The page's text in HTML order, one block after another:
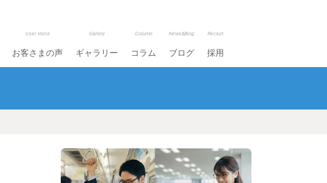
User Voice
お客さまの声
Gallery
ギャラリー
Column
コラム
News&Blog
ブログ
Recruit
採用